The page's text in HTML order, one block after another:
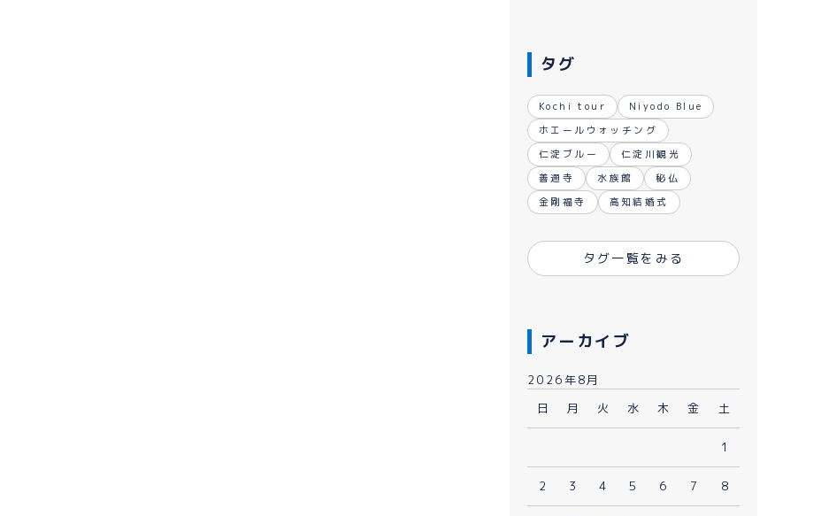
080-1481-9900
タグ
Kochi tour
Niyodo Blue
ホエールウォッチング
仁淀ブルー
仁淀川観光
善通寺
水族館
秘仏
金剛福寺
高知結婚式
タグ一覧をみる
アーカイブ
2026年8月
日
月 火 水 木 金 土
1
2 3 4 5 6 7 8